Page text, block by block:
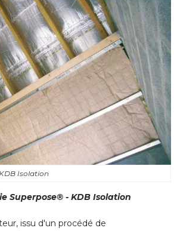
Isolation
Superpose® - KDB Isolation
issu d'un procédé de